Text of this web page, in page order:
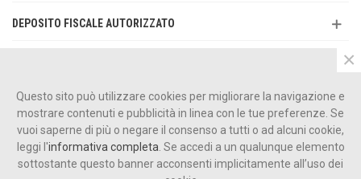
DEPOSITO FISCALE AUTORIZZATO
CATALOGO PRODOTTI
Questo sito può utilizzare cookies per migliorare la navigazione e
mostrare contenuti e pubblicità in linea con le tue preferenze. Se
vuoi saperne di più o negare il consenso a tutti o ad alcuni cookie,
leggi l'informativa completa . Se accedi a un qualunque elemento
sottostante questo banner acconsenti implicitamente all’uso dei
×